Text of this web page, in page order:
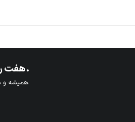
هفت روز هفته و ۲۴ ساعت شبانه روز پاسخگوی شما هستیم.
همیشه و همه‌جا با اپلیکیشن اختصاصی ما، خدمات رزرو را سریع‌تر انجام دهید.